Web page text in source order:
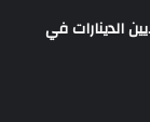
الدينارات في